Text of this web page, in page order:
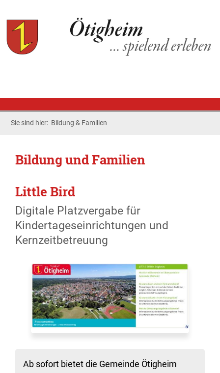
Sie sind hier: Bildung & Familien
Bildung und Familien
Little Bird
Digitale Platzvergabe für
Kindertageseinrichtungen und
Kernzeitbetreuung
Ab sofort bietet die Gemeinde Ötigheim